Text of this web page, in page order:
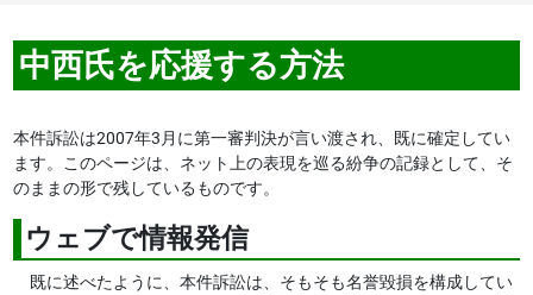
中西氏を応援する方法
本件訴訟は2007年3月に第一審判決が言い渡され、既に確定してい
ます。このページは、ネット上の表現を巡る紛争の記録として、そ
のままの形で残しているものです。
ウェブで情報発信
既に述べたように、本件訴訟は、そもそも名誉毀損を構成してい